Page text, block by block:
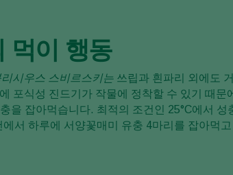
먹이 행동
리시우스 스비르스키는 쓰립과 흰파리 외에도
포식성 진드기가 작물에 정착할 수 있기 때문
을 잡아먹습니다. 최적의 조건인 25°C에서 성
서 하루에 서양꽃매미 유충 4마리를 잡아먹